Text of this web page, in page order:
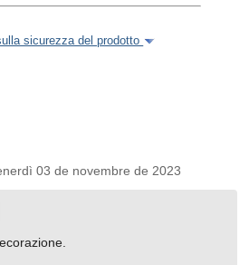
sicurezza del prodotto
03 de novembre de 2023